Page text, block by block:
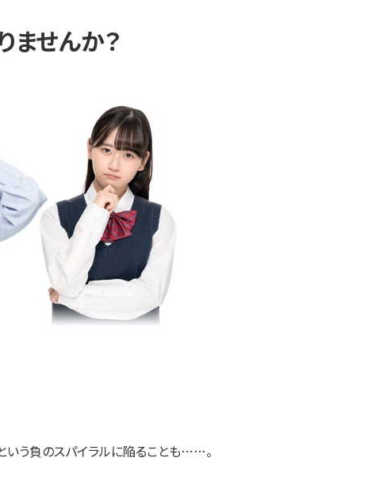
ませんか？
う負のスパイラルに陥ることも……。